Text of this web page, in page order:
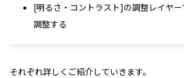
[明るさ・コントラスト]の調整レイヤ
調整する
それぞれ詳しくご紹介していきます。